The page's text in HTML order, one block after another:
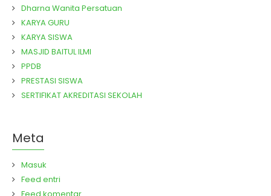
Dharna Wanita Persatuan
KARYA GURU
KARYA SISWA
MASJID BAITUL ILMI
PPDB
PRESTASI SISWA
SERTIFIKAT AKREDITASI SEKOLAH
Meta
Masuk
Feed entri